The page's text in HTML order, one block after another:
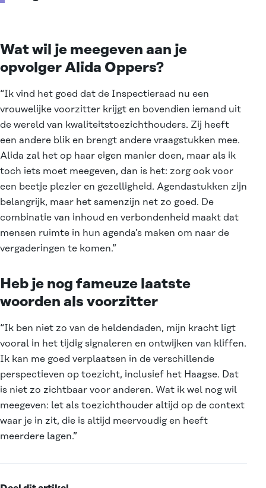
Wat wil je meegeven aan je
opvolger Alida Oppers?
“Ik vind het goed dat de Inspectieraad nu een
vrouwelijke voorzitter krijgt en bovendien iemand uit
de wereld van kwaliteitstoezichthouders. Zij heeft
een andere blik en brengt andere vraagstukken mee.
Alida zal het op haar eigen manier doen, maar als ik
toch iets moet meegeven, dan is het: zorg ook voor
een beetje plezier en gezelligheid. Agendastukken zijn
belangrijk, maar het samenzijn net zo goed. De
combinatie van inhoud en verbondenheid maakt dat
mensen ruimte in hun agenda’s maken om naar de
vergaderingen te komen.”
Heb je nog fameuze laatste
woorden als voorzitter
“Ik ben niet zo van de heldendaden, mijn kracht ligt
vooral in het tijdig signaleren en ontwijken van kliffen.
Ik kan me goed verplaatsen in de verschillende
perspectieven op toezicht, inclusief het Haagse. Dat
is niet zo zichtbaar voor anderen. Wat ik wel nog wil
meegeven: let als toezichthouder altijd op de context
waar je in zit, die is altijd meervoudig en heeft
meerdere lagen.”